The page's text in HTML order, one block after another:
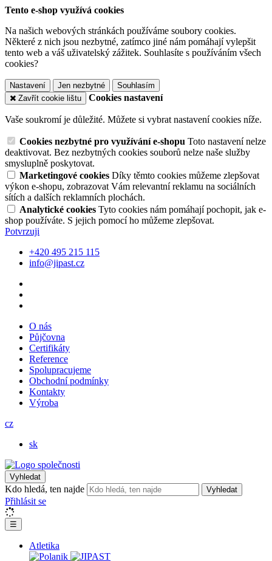
Tento e-shop využívá cookies
Na našich webových stránkách používáme soubory cookies.
Některé z nich jsou nezbytné, zatímco jiné nám pomáhají vylepšit
tento web a váš uživatelský zážitek. Souhlasíte s používáním všech
cookies?
Nastavení Jen nezbytné
Souhlasím
Zavřít cookie lištu
Cookies nastavení
Vaše soukromí je důležité. Můžete si vybrat nastavení cookies níže.
Cookies nezbytné pro využívání e-shopu Toto nastavení nelze
deaktivovat. Bez nezbytných cookies souborů nelze naše služby
smysluplně poskytovat.
Marketingové cookies Díky těmto cookies můžeme zlepšovat
výkon e-shopu, zobrazovat Vám relevantní reklamu na sociálních
sítích a dalších reklamních plochách.
Analytické cookies Tyto cookies nám pomáhají pochopit, jak e-
shop používáte. S jejich pomocí ho můžeme zlepšovat.
Potvrzuji
+420 495 215 115
info@jipast.cz
O nás
Půjčovna
Certifikáty
Reference
Spolupracujeme
Obchodní podmínky
Kontakty
Výroba
cz
sk
Vyhledat
Kdo hledá, ten najde Vyhledat
Přihlásit se
☰
Atletika